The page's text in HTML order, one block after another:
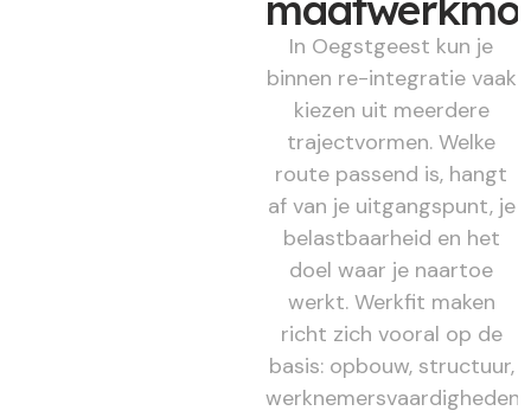
In Oegstgeest kun je
binnen re-integratie vaak
kiezen uit meerdere
trajectvormen. Welke
route passend is, hangt
af van je uitgangspunt, je
belastbaarheid en het
doel waar je naartoe
werkt. Werkfit maken
richt zich vooral op de
basis: opbouw, structuur,
werknemersvaardigheden